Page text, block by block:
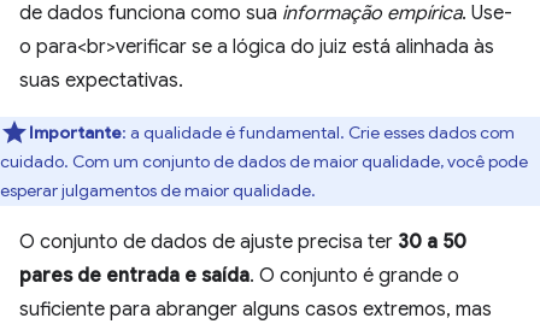
de dados funciona como sua informação empírica. Use-
o para<br>verificar se a lógica do juiz está alinhada às
suas expectativas.
Importante: a qualidade é fundamental. Crie esses dados com
cuidado. Com um conjunto de dados de maior qualidade, você pode
esperar julgamentos de maior qualidade.
O conjunto de dados de ajuste precisa ter 30 a 50
pares de entrada e saída. O conjunto é grande o
suficiente para abranger alguns casos extremos, mas